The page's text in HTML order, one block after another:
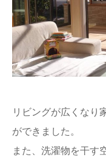
リビングが広くなり
ができました。
また、洗濯物を干す